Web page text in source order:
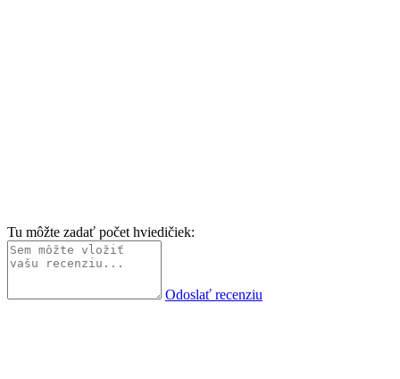
Tu môžte zadať počet hviedičiek:
Odoslať recenziu